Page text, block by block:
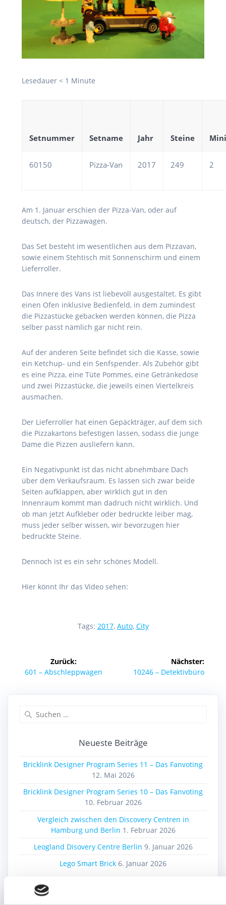
Lesedauer < 1 Minute
Setnummer Setname Jahr Steine
60150 Pizza-Van 2017 249 2
Am 1. Januar erschien der Pizza-Van, oder auf
deutsch, der Pizzawagen.
Das Set besteht im wesentlichen aus dem Pizzavan,
sowie einem Stehtisch mit Sonnenschirm und einem
Lieferroller.
Das Innere des Vans ist liebevoll ausgestaltet. Es gibt
einen Ofen inklusive Bedienfeld, in dem zumindest
die Pizzastücke gebacken werden können, die Pizza
selber passt nämlich gar nicht rein.
Auf der anderen Seite befindet sich die Kasse, sowie
ein Ketchup- und ein Senfspender. Als Zubehör gibt
es eine Pizza, eine Tüte Pommes, eine Getränkedose
und zwei Pizzastücke, die jeweils einen Viertelkreis
ausmachen.
Der Lieferroller hat einen Gepäckträger, auf dem sich
die Pizzakartons befestigen lassen, sodass die junge
Dame die Pizzen ausliefern kann.
Ein Negativpunkt ist das nicht abnehmbare Dach
über dem Verkaufsraum. Es lassen sich zwar beide
Seiten aufklappen, aber wirklich gut in den
Innenraum kommt man dadruch nicht wirklich. Und
ob man jetzt Aufkleber oder bedruckte leiber mag,
muss jeder selber wissen, wir bevorzugen hier
bedruckte Steine.
Dennoch ist es ein sehr schönes Modell.
Hier könnt Ihr das Video sehen:
Tags: 2017, Auto, City
Beitragsnavigation
Zurück:
Vorheriger
601 – Abschleppwagen
Nächster:
Nächster
10246 – Detektivbüro
Neueste Beiträge
Bricklink Designer Program Series 11 – Das Fanvoting
12. Mai 2026
Bricklink Designer Program Series 10 – Das Fanvoting
10. Februar 2026
Vergleich zwischen den Discovery Centren in
Hamburg und Berlin 1. Februar 2026
Leogland Disovery Centre Berlin 9. Januar 2026
Lego Smart Brick 6. Januar 2026